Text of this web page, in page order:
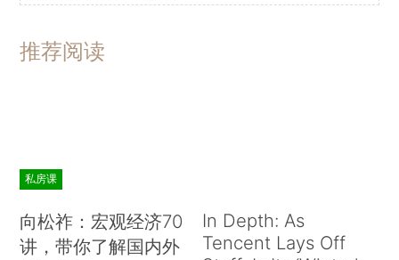
推荐阅读
私房课
向松祚：宏观经济70
讲，带你了解国内外
In Depth: As
Tencent Lays Off